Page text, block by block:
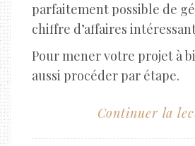
parfaitement possible de
chiffre d’affaires
Pour mener votre projet à
aussi procéder par étape.
Continuer la